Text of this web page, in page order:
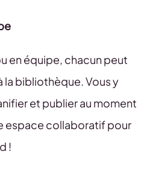
en équipe, chacun peut
la bibliothèque. Vous y
et publier au moment
espace collaboratif pour
!